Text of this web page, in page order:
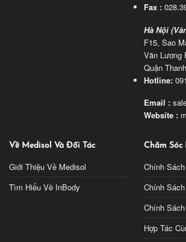
Fax :
Hà Nội
F15, Sao
Văn Lương
Quận
Hotline:
Email :
Website :
Về Medisol Và Đối Tác
Giới Thiệu Về Medisol
Tìm Hiểu Về InBody
Chăm Sóc
Chính
Chính
Chính
Hợp Tác